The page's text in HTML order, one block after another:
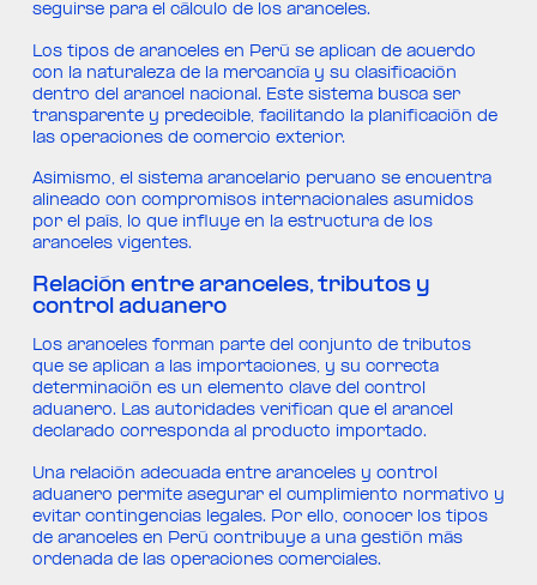
seguirse para el cálculo de los aranceles.
Los tipos de aranceles en Perú se aplican de acuerdo
con la naturaleza de la mercancía y su clasificación
dentro del arancel nacional. Este sistema busca ser
transparente y predecible, facilitando la planificación de
las operaciones de comercio exterior.
Asimismo, el sistema arancelario peruano se encuentra
alineado con compromisos internacionales asumidos
por el país, lo que influye en la estructura de los
aranceles vigentes.
Relación entre aranceles, tributos y
control aduanero
Los aranceles forman parte del conjunto de tributos
que se aplican a las importaciones, y su correcta
determinación es un elemento clave del control
aduanero. Las autoridades verifican que el arancel
declarado corresponda al producto importado.
Una relación adecuada entre aranceles y control
aduanero permite asegurar el cumplimiento normativo y
evitar contingencias legales. Por ello, conocer los tipos
de aranceles en Perú contribuye a una gestión más
ordenada de las operaciones comerciales.